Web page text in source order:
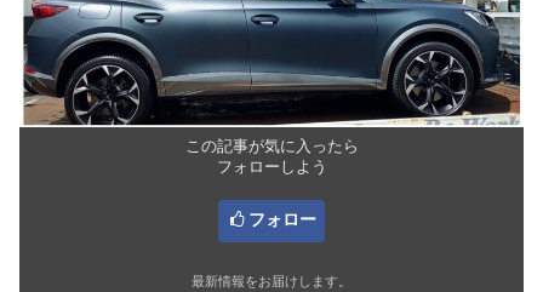
この記事が気に入ったら
フォローしよう
フォロー
最新情報をお届けします。